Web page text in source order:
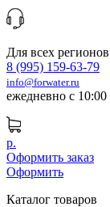
Для всех регионов
8 (995) 159-63-79
info@forwater.ru
ежедневно с 10:00
р.
Оформить заказ
Оформить
Каталог товаров